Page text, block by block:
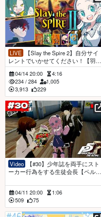
LIVE
レントでいかせてください！【羽渦
ミウネル/植峰ノルジュ/未知又バト
ヤ】04/14 20:00
4:16
234/ 284
1,005
3,913
229
Video
ーカー行為をする生徒会長【ペルソ
04/11 20:00
1:06
509
75